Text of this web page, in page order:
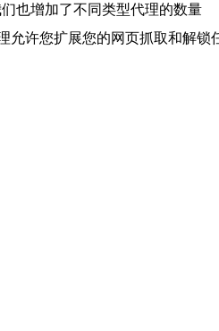
也增加了不同类型代理的数量
允许您扩展您的网页抓取和解锁